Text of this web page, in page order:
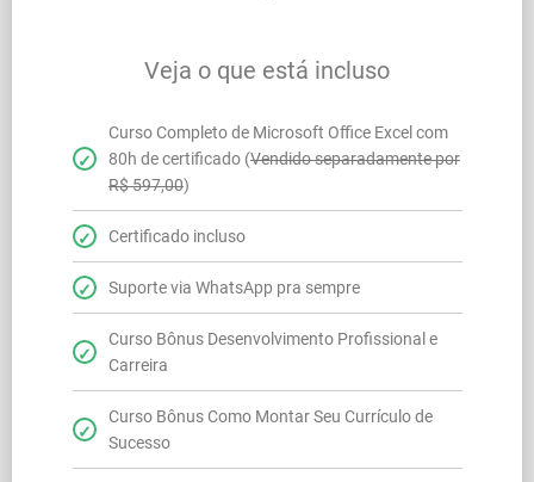
Veja o que está incluso
Curso Completo de Microsoft Office Excel com
80h de certificado (Vendido separadamente por
R$ 597,00)
Certificado incluso
Suporte via WhatsApp pra sempre
Curso Bônus Desenvolvimento Profissional e
Carreira
Curso Bônus Como Montar Seu Currículo de
Sucesso